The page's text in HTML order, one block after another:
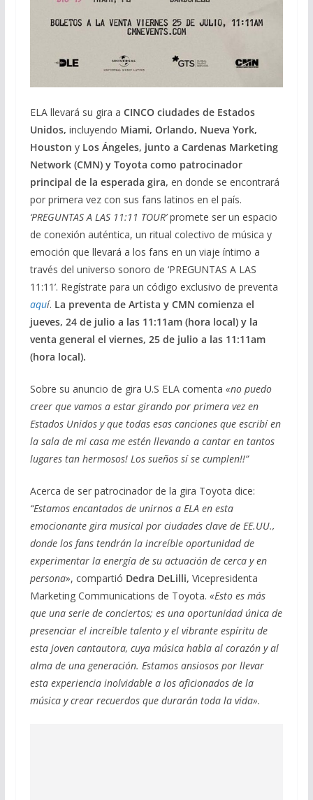
ELA llevará su gira a CINCO ciudades de Estados
Unidos, incluyendo Miami, Orlando, Nueva York,
Houston y Los Ángeles, junto a Cardenas Marketing
Network (CMN) y Toyota como patrocinador
principal de la esperada gira, en donde se encontrará
por primera vez con sus fans latinos en el país.
‘PREGUNTAS A LAS 11:11 TOUR’promete ser un espacio
de conexión auténtica, un ritual colectivo de música y
emoción que llevará a los fans en un viaje íntimo a
través del universo sonoro de ‘PREGUNTAS A LAS
11:11’. Regístrate para un código exclusivo de preventa
aquí. La preventa de Artista y CMN comienza el
jueves, 24 de julio a las 11:11am (hora local) y la
venta general el viernes, 25 de julio a las 11:11am
(hora local).
Sobre su anuncio de gira U.S ELA comenta «no puedo
creer que vamos a estar girando por primera vez en
Estados Unidos y que todas esas canciones que escribí en
la sala de mi casa me estén llevando a cantar en tantos
lugares tan hermosos! Los sueños sí se cumplen!!”
Acerca de ser patrocinador de la gira Toyota dice:
“Estamos encantados de unirnos a ELA en esta
emocionante gira musical por ciudades clave de EE.UU.,
donde los fans tendrán la increíble oportunidad de
experimentar la energía de su actuación de cerca y en
persona», compartió Dedra DeLilli, Vicepresidenta
Marketing Communications de Toyota. «Esto es más
que una serie de conciertos; es una oportunidad única de
presenciar el increíble talento y el vibrante espíritu de
esta joven cantautora, cuya música habla al corazón y al
alma de una generación. Estamos ansiosos por llevar
esta experiencia inolvidable a los aficionados de la
música y crear recuerdos que durarán toda la vida».